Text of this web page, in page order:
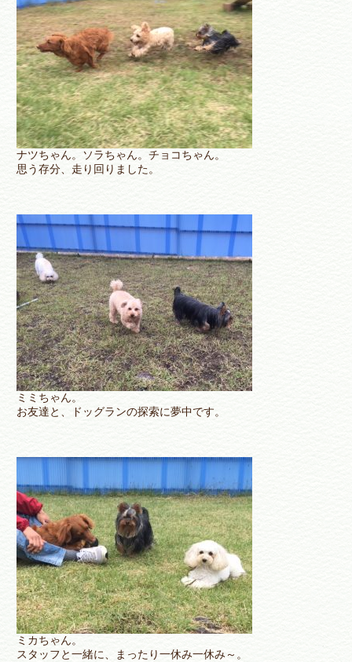
ナツちゃん。ソラちゃん。チョコちゃん。
思う存分、走り回りました。
ミミちゃん。
お友達と、ドッグランの探索に夢中です。
ミカちゃん。
スタッフと一緒に、まったり一休み一休み～。